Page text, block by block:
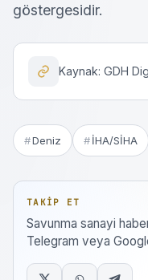
göstergesidir.
Kaynak: GDH
Deniz İHA/SİHA
TAKIP ET
Savunma sanayi
Telegram veya